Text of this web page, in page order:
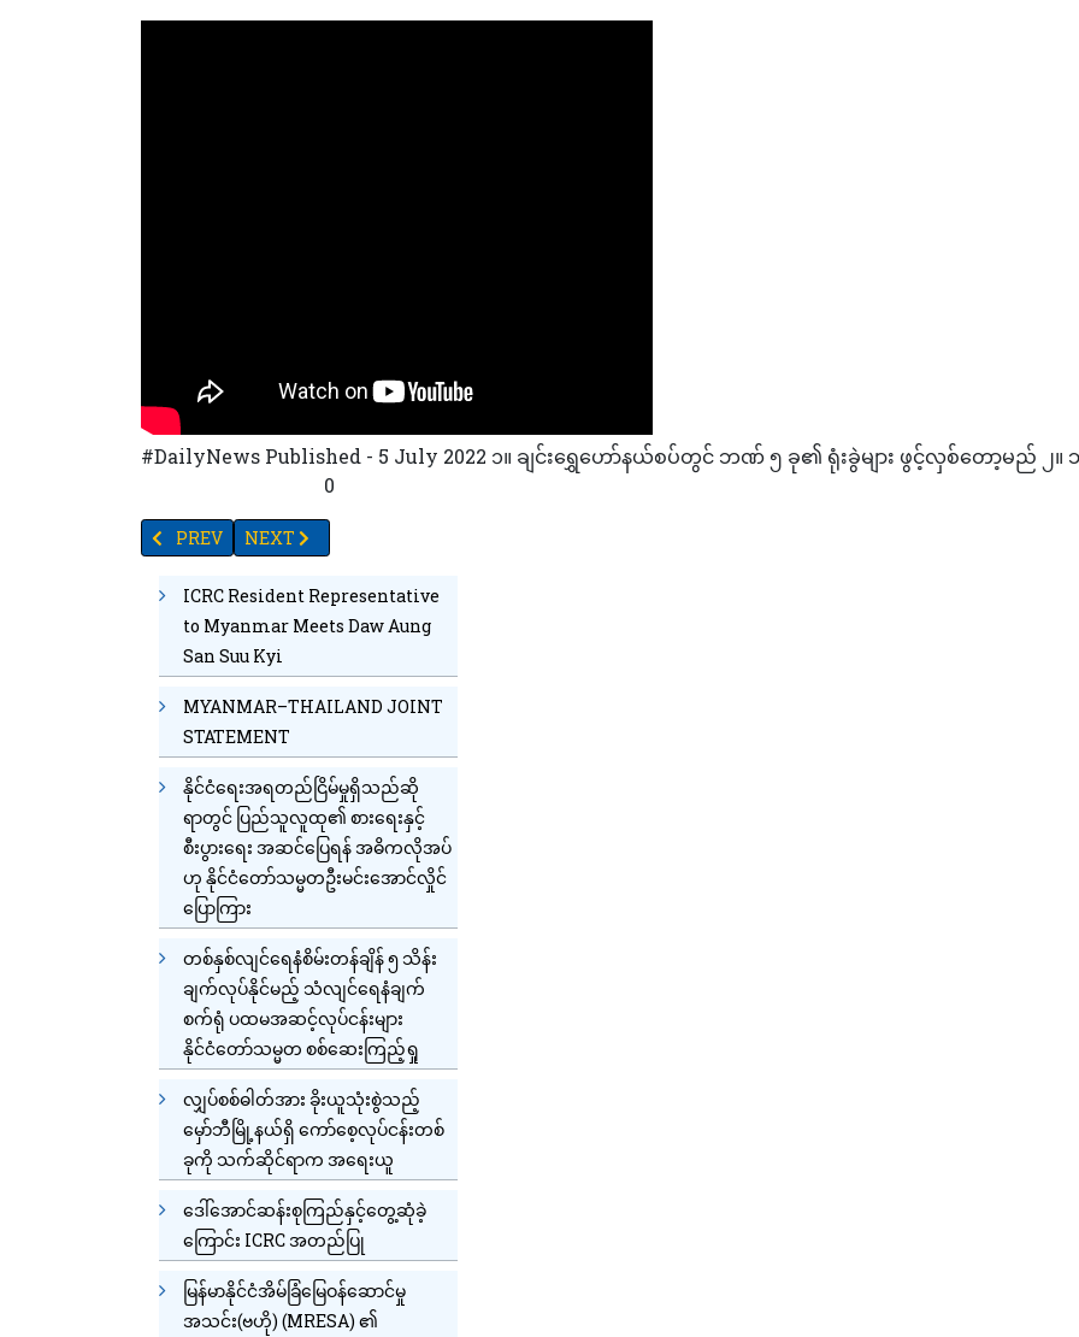
#DailyNews Published - 5 July 2022 ၁။ ချင်းရွှေဟော်နယ်စပ်တွင် ဘဏ် ၅ ခု၏ ရုံးခွဲများ ဖွင့်လှစ်တော့မည် ၂။
0
PREVIOUS ARTICLE: မြန်မာအမျိုးသမီးများအား တရုတ်အမျိုးသားနှင့် အဓမ္မလက်ထပ်စေရန် စီစဉ်ရောင်းစားသူများကို ထောင် ၁၀ နှ
PREV NEXT ARTICLE: မှော်ဘီမြောင်းတကာ ဓာတ်မြေဩဇာစက်ရုံနှင့်ကန်ကြီးထောင့်ဓာတ်မြေသြဇာစက်ရုံများမှ တစ်နေ့
NEXT
ICRC Resident Representative
to Myanmar Meets Daw Aung
San Suu Kyi
MYANMAR–THAILAND JOINT
STATEMENT
နိုင်ငံရေးအရတည်ငြိမ်မှုရှိသည်ဆို
ရာတွင် ပြည်သူလူထု၏ စားရေးနှင့်
စီးပွားရေး အဆင်ပြေရန် အဓိကလိုအပ်
ဟု နိုင်ငံတော်သမ္မတဦးမင်းအောင်လှိုင်
ပြောကြား
တစ်နှစ်လျင်ရေနံစိမ်းတန်ချိန် ၅ သိန်း
ချက်လုပ်နိုင်မည့် သံလျင်ရေနံချက်
စက်ရုံ ပထမအဆင့်လုပ်ငန်းများ
နိုင်ငံတော်သမ္မတ စစ်ဆေးကြည့်ရှု
လျှပ်စစ်ဓါတ်အား ခိုးယူသုံးစွဲသည့်
မှော်ဘီမြို့နယ်ရှိ ကော်စေ့လုပ်ငန်းတစ်
ခုကို သက်ဆိုင်ရာက အရေးယူ
ဒေါ်အောင်ဆန်းစုကြည်နှင့်တွေ့ဆုံခဲ့
ကြောင်း ICRC အတည်ပြု
မြန်မာနိုင်ငံအိမ်ခြံမြေဝန်ဆောင်မှု
အသင်း(ဗဟို) (MRESA) ၏